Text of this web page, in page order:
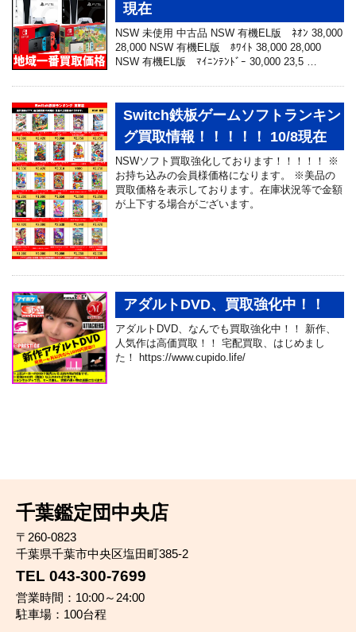
現在
NSW 未使用 中古品 NSW 有機EL版 ﾈｵﾝ 38,000
28,000 NSW 有機EL版 ﾎﾜｲﾄ 38,000 28,000
NSW 有機EL版 ﾏｲﾆﾝﾃﾝﾄﾞｰ 30,000 23,5 …
Switch鉄板ゲームソフトランキン
グ買取情報！！！！！ 10/8現在
NSWソフト買取強化しております！！！！！ ※
お持ち込みの会員様価格になります。 ※美品の
買取価格を表示しております。在庫状況等で金額
が上下する場合がございます。
アダルトDVD、買取強化中！！
アダルトDVD、なんでも買取強化中！！ 新作、
人気作は高価買取！！ 宅配買取、はじめまし
た！ https://www.cupido.life/
千葉鑑定団中央店
〒260-0823
千葉県千葉市中央区塩田町385-2
TEL 043-300-7699
営業時間：10:00～24:00
駐車場：100台程